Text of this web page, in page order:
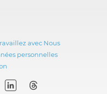
avec Nous
personnelles